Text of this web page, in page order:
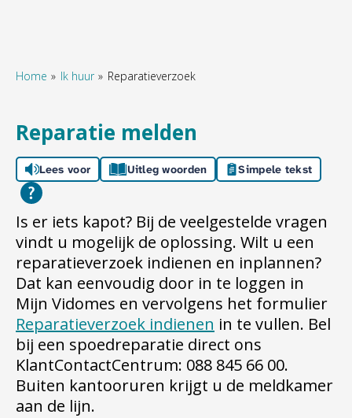
Naar hoofdinhoud
Naar hoofdnavigatiemenu
Home Ik huur Reparatieverzoek
Reparatie melden
Lees voor Uitleg woorden Simpele tekst
Is er iets kapot? Bij de veelgestelde vragen
vindt u mogelijk de oplossing. Wilt u een
reparatieverzoek indienen en inplannen?
Dat kan eenvoudig door in te loggen in
Mijn Vidomes en vervolgens het formulier
Reparatieverzoek indienen in te vullen. Bel
bij een spoedreparatie direct ons
KlantContactCentrum: 088 845 66 00.
Buiten kantooruren krijgt u de meldkamer
aan de lijn.